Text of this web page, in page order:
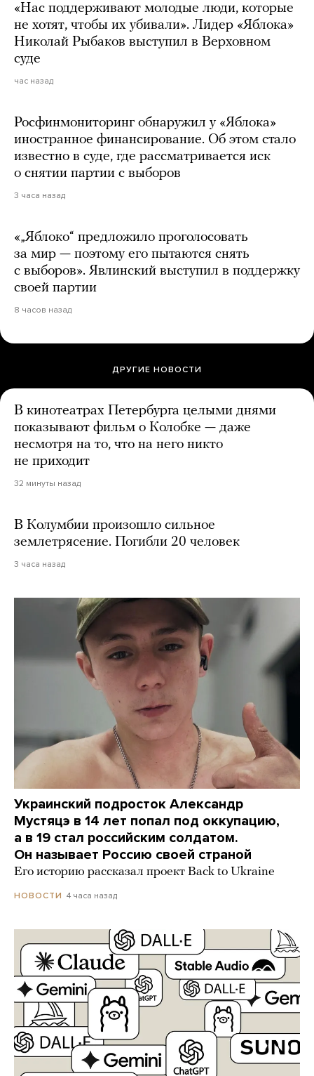
«Нас поддерживают молодые люди, которые
не хотят, чтобы их убивали». Лидер «Яблока»
Николай Рыбаков выступил в Верховном
суде
час назад
Росфинмониторинг обнаружил у «Яблока»
иностранное финансирование. Об этом стало
известно в суде, где рассматривается иск
о снятии партии с выборов
3 часа назад
«„Яблоко“ предложило проголосовать
за мир — поэтому его пытаются снять
с выборов». Явлинский выступил в поддержку
своей партии
8 часов назад
ДРУГИЕ НОВОСТИ
В кинотеатрах Петербурга целыми днями
показывают фильм о Колобке — даже
несмотря на то, что на него никто
не приходит
32 минуты назад
В Колумбии произошло сильное
землетрясение. Погибли 20 человек
3 часа назад
Украинский подросток Александр
Мустяцэ в 14 лет попал под оккупацию,
а в 19 стал российским солдатом.
Он называет Россию своей страной
Его историю рассказал проект Back to Ukraine
НОВОСТИ 4 часа назад